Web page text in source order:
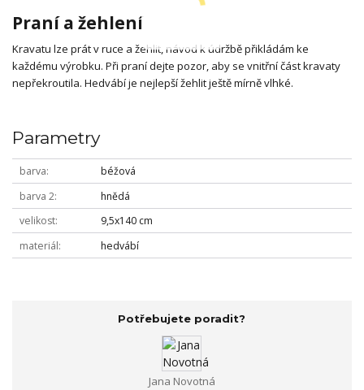
Praní a žehlení
Kravatu lze prát v ruce a žehlit, návod k údržbě přikládám ke
každému výrobku. Při praní dejte pozor, aby se vnitřní část kravaty
nepřekroutila. Hedvábí je nejlepší žehlit ještě mírně vlhké.
Parametry
barva
béžová
barva 2
hnědá
velikost
9,5x140 cm
materiál
hedvábí
Potřebujete poradit?
Jana Novotná